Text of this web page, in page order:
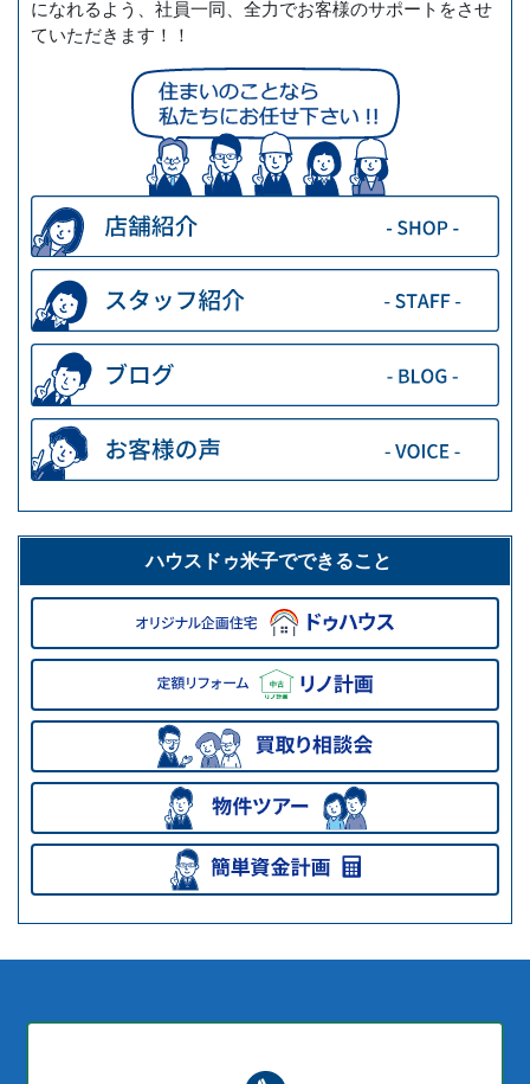
になれるよう、社員一同、全力でお客様のサポートをさせ
ていただきます！！
ハウスドゥ米子でできること